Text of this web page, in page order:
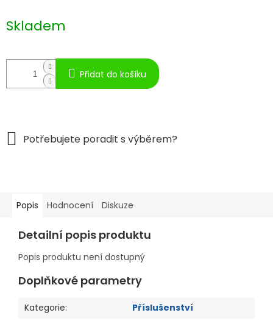
cena:
Skladem
Přidat do košíku
Popis Hodnocení Diskuze
Detailní popis produktu
Popis produktu není dostupný
Doplňkové parametry
Kategorie:
Příslušenství